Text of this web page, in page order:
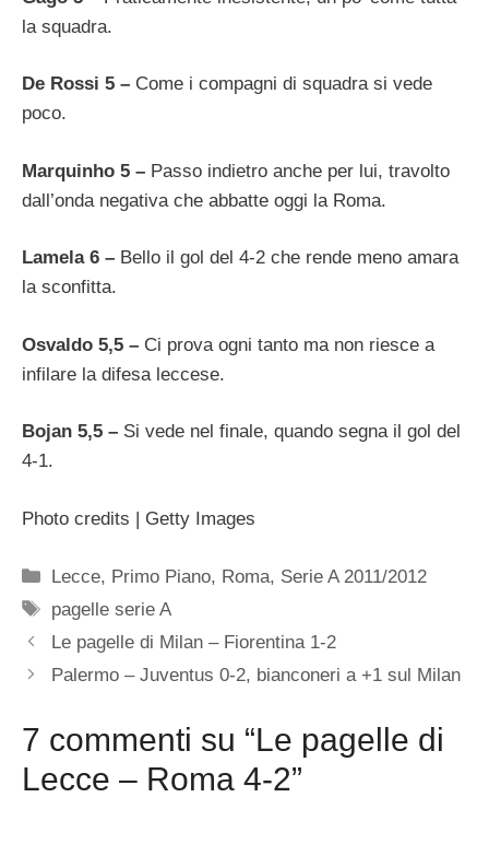
la squadra.
De Rossi 5 – Come i compagni di squadra si vede
poco.
Marquinho 5 – Passo indietro anche per lui, travolto
dall’onda negativa che abbatte oggi la Roma.
Lamela 6 – Bello il gol del 4-2 che rende meno amara
la sconfitta.
Osvaldo 5,5 – Ci prova ogni tanto ma non riesce a
infilare la difesa leccese.
Bojan 5,5 – Si vede nel finale, quando segna il gol del
4-1.
Photo credits | Getty Images
Categorie
Lecce, Primo Piano, Roma, Serie A 2011/2012
Tag
pagelle serie A
Le pagelle di Milan – Fiorentina 1-2
Palermo – Juventus 0-2, bianconeri a +1 sul Milan
7 commenti su “Le pagelle di
Lecce – Roma 4-2”